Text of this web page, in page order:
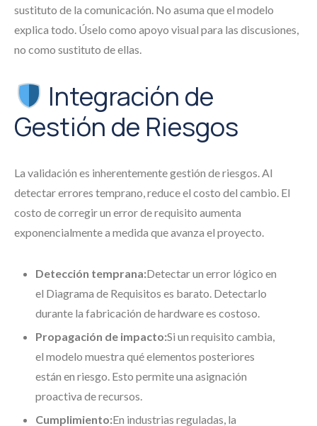
sustituto de la comunicación. No asuma que el modelo
explica todo. Úselo como apoyo visual para las discusiones,
no como sustituto de ellas.
Integración de
Gestión de Riesgos
La validación es inherentemente gestión de riesgos. Al
detectar errores temprano, reduce el costo del cambio. El
costo de corregir un error de requisito aumenta
exponencialmente a medida que avanza el proyecto.
Detección temprana:Detectar un error lógico en
el Diagrama de Requisitos es barato. Detectarlo
durante la fabricación de hardware es costoso.
Propagación de impacto:Si un requisito cambia,
el modelo muestra qué elementos posteriores
están en riesgo. Esto permite una asignación
proactiva de recursos.
Cumplimiento:En industrias reguladas, la